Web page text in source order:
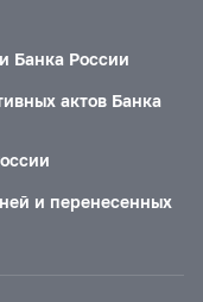
Банка России
актов Банка
и перенесенных